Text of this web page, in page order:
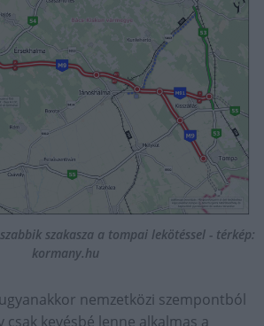
szakasza a tompai lekötéssel - térkép:
kormany.hu
nemzetközi szempontból
csak kevésbé lenne alkalmas a